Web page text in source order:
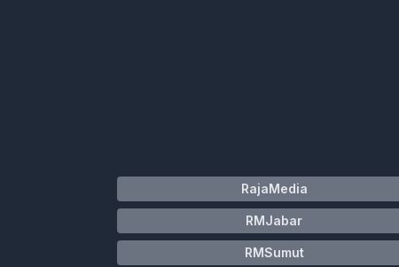
RajaMedia
RMJabar
RMSumut